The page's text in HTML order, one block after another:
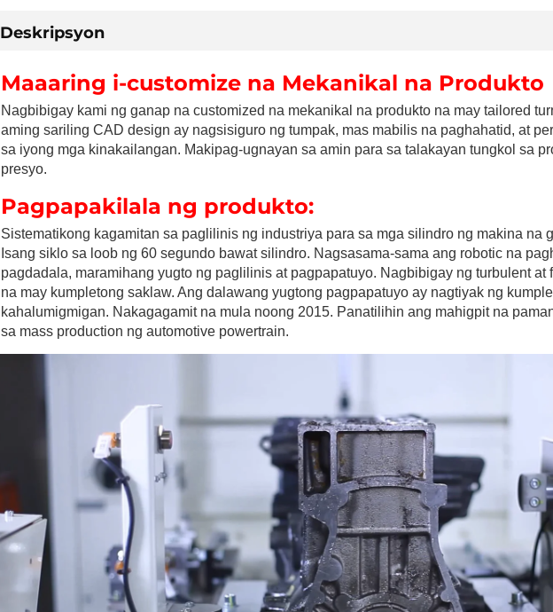
Deskripsyon
Maaaring i-customize na Mekanikal na Produkto
Nagbibigay kami ng ganap na customized na mekanikal na produkto na may tailored
aming sariling CAD design ay nagsisiguro ng tumpak, mas mabilis na paghahatid, at
sa iyong mga kinakailangan. Makipag-ugnayan sa amin para sa talakayan tungkol sa
presyo.
Pagpapakilala ng produkto:
Sistematikong kagamitan sa paglilinis ng industriya para sa mga silindro ng makina na
Isang siklo sa loob ng 60 segundo bawat silindro. Nagsasama-sama ang robotic na
pagdadala, maramihang yugto ng paglilinis at pagpapatuyo. Nagbibigay ng turbulent
na may kumpletong saklaw. Ang dalawang yugtong pagpapatuyo ay nagtiyak ng
kahalumigmigan. Nakagagamit na mula noong 2015. Panatilihin ang mahigpit na
sa mass production ng automotive powertrain.